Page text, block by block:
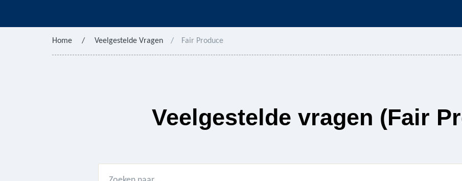
Home / Veelgestelde Vragen / Fair Produce
Veelgestelde vragen (Fair